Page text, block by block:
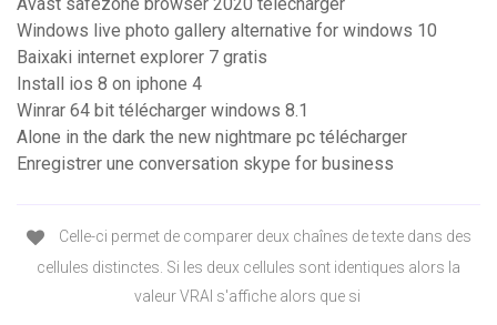
Avast safezone browser 2020 télécharger
Windows live photo gallery alternative for windows 10
Baixaki internet explorer 7 gratis
Install ios 8 on iphone 4
Winrar 64 bit télécharger windows 8.1
Alone in the dark the new nightmare pc télécharger
Enregistrer une conversation skype for business
Celle-ci permet de comparer deux chaînes de texte dans des
cellules distinctes. Si les deux cellules sont identiques alors la
valeur VRAI s'affiche alors que si